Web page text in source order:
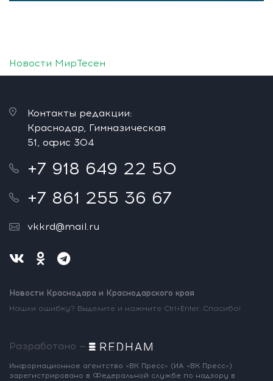
Новости МирТесен
Контакты редакции:
Краснодар, Гимназическая
51, офис 304
+7 918 649 22 50
+7 861 255 36 67
vkkrd@mail.ru
Новости Краснодара и Краснодарского края
Нашли ошибку? Выделите и нажмите Ctrl+Enter. Спасибо!
Разработано —
Информационное агентство «ВК Пресс» (ИА «ВК Пресс»)
зарегистрировано в Федеральной службе по надзору в